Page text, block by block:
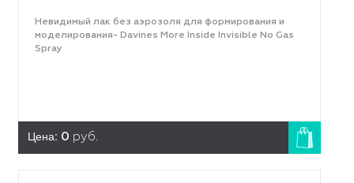
Невидимый лак без аэрозоля для формирования и
моделирования- Davines More Inside Invisible No Gas
Spray
Цена: 0 руб.